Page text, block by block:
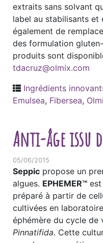
extraits sans solvant
label au stabilisants et
également de
des formulation
produits sont
tdacruz@olmix.com
Ingrédients
Emulsea, Fibersea,
Anti-âge issu
05/06/2015
Seppic propose un
algues. EPHEMER™
préparé à partir de
cultivées en
éphémère du cycle de
Pinnatifida. Cette